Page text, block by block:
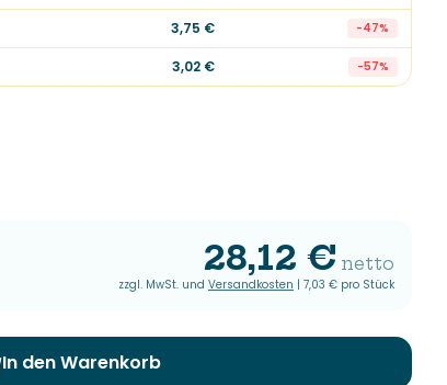
3,75 € -47%
3,02 € -57%
28,12 € netto
zzgl. MwSt. und Versandkosten | 7,03 € pro Stück
In den Warenkorb